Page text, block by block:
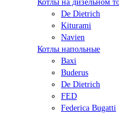
Котлы на дизельном
De Dietrich
Kiturami
Navien
Котлы напольные
Baxi
Buderus
De Dietrich
FED
Federica Bugatti